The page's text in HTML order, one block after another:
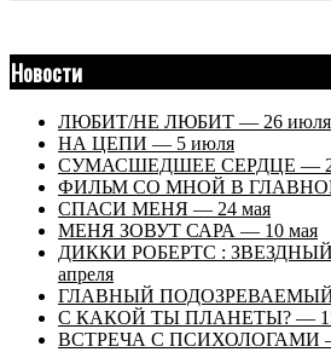
Новости
ЛЮБИТ/НЕ ЛЮБИТ — 26 июля
НА ЦЕПИ — 5 июля
СУМАСШЕДШЕЕ СЕРДЦЕ —
ФИЛЬМ СО МНОЙ В
СПАСИ МЕНЯ — 24 мая
МЕНЯ ЗОВУТ САРА — 10 мая
ДИККИ РОБЕРТС :
апреля
ГЛАВНЫЙ ПОДОЗРЕВАЕМЫЙ
С КАКОЙ ТЫ ПЛАНЕТЫ? — 15
ВСТРЕЧА С ПСИХОЛОГАМИ —